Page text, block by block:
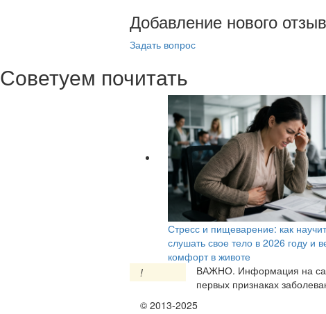
Добавление нового
Задать вопрос
Советуем почитать
Стресс и пищеварение: как
слушать свое тело в 2026 году и
комфорт в животе
! ВАЖНО. Информация на
первых признаках
© 2013-2025